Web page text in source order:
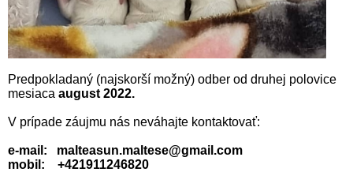
Predpokladaný (najskorší možný) odber od druhej polovice
mesiaca august 2022.
V prípade záujmu nás neváhajte kontaktovať:
e-mail: malteasun.maltese@gmail.com
mobil: +421911246820